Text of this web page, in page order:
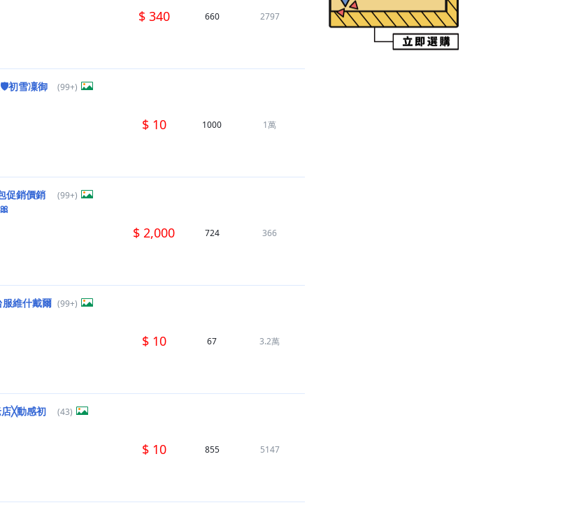
$ 340 660 2797
初雪凜御
(99+)
$ 10 1000 1萬
促銷價銷
(99+)
$ 2,000 724 366
服維什戴爾 (99+)
$ 10 67 3.2萬
╳動感初
(43)
$ 10 855 5147
【Discord Nitro 】代儲1,350元
【異環】帳號500元
【Discord Nitro 】代儲420元